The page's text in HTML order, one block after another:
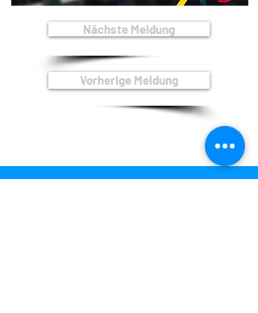
Nächste Meldung
Vorherige Meldung